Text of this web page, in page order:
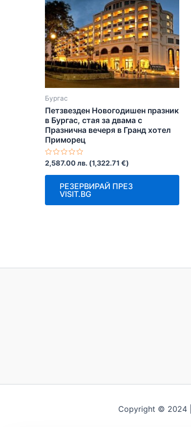
Бургас
Петзвезден Новогодишен празник
в Бургас, стая за двама с
Празнична вечеря в Гранд хотел
Приморец
Оценено
с
0
2,587.00лв. (1,322.71 €)
РЕЗЕРВИРАЙ ПРЕЗ
VISIT.BG
Copyright © 2024 |